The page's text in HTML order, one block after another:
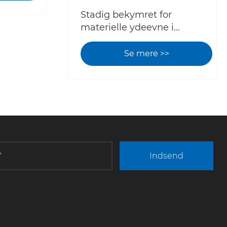
Stadig bekymret for
materielle ydeevne i
miljøer med høj
temperatur?Se mere >>
Indsend